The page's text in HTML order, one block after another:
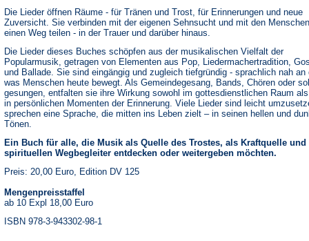
Die Lieder öffnen Räume - für Tränen und Trost, für Erinnerungen und neue
Zuversicht. Sie verbinden mit der eigenen Sehnsucht und mit den
einen Weg teilen - in der Trauer und darüber hinaus.
Die Lieder dieses Buches schöpfen aus der musikalischen Vielfalt der
Popularmusik, getragen von Elementen aus Pop, Liedermachertradition,
und Ballade. Sie sind eingängig und zugleich tiefgründig - sprachlich nah an
was Menschen heute bewegt. Als Gemeindegesang, Bands, Chören oder
gesungen, entfalten sie ihre Wirkung sowohl im gottesdienstlichen Raum
in persönlichen Momenten der Erinnerung. Viele Lieder sind leicht
sprechen eine Sprache, die mitten ins Leben zielt – in seinen hellen und
Tönen.
Ein Buch für alle, die Musik als Quelle des Trostes, als Kraftquelle und
spirituellen Wegbegleiter entdecken oder weitergeben möchten.
Preis: 20,00 Euro, Edition DV 125
Mengenpreisstaffel
ab 10 Expl 18,00 Euro
ISBN 978-3-943302-98-1